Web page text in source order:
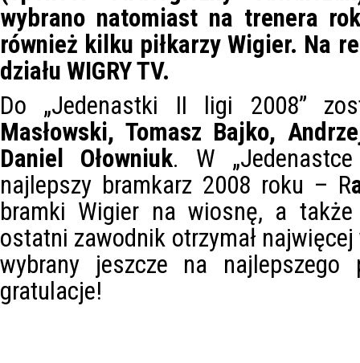
wybrano natomiast na trenera
również kilku piłkarzy Wigier. Na
działu WIGRY TV.
Do „Jedenastki II ligi 2008”
Masłowski, Tomasz Bajko,
Daniel Ołowniuk. W
najlepszy bramkarz 2008 roku – R
bramki Wigier na wiosnę, a
ostatni zawodnik otrzymał
wybrany jeszcze na najlepszego
gratulacje!